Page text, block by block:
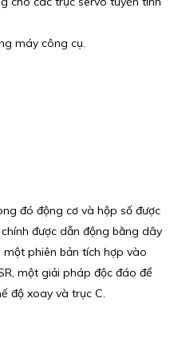
máy công cụ.
đó động cơ và hộp số được
được dẫn động bằng dây
một phiên bản tích hợp vào
một giải pháp độc đáo để
độ xoay và trục C.